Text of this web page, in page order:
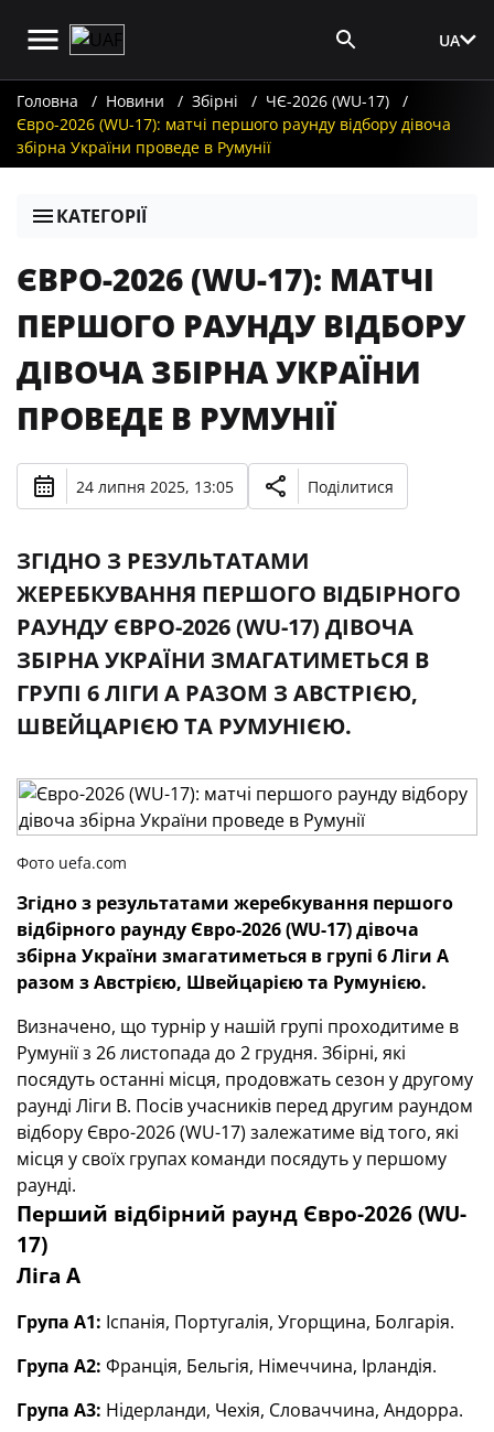
UA
Головна Новини Збірні
ЧЄ-2026 (WU-17)
Євро-2026 (WU-17): матчі першого раунду відбору дівоча
збірна України проведе в Румунії
КАТЕГОРІЇ
ЄВРО-2026 (WU-17): МАТЧІ
ПЕРШОГО РАУНДУ ВІДБОРУ
ДІВОЧА ЗБІРНА УКРАЇНИ
ПРОВЕДЕ В РУМУНІЇ
24 липня 2025, 13:05 Поділитися
ЗГІДНО З РЕЗУЛЬТАТАМИ
ЖЕРЕБКУВАННЯ ПЕРШОГО ВІДБІРНОГО
РАУНДУ ЄВРО-2026 (WU-17) ДІВОЧА
ЗБІРНА УКРАЇНИ ЗМАГАТИМЕТЬСЯ В
ГРУПІ 6 ЛІГИ А РАЗОМ З АВСТРІЄЮ,
ШВЕЙЦАРІЄЮ ТА РУМУНІЄЮ.
Фото uefa.com
Згідно з результатами жеребкування першого
відбірного раунду Євро-2026 (WU-17) дівоча
збірна України змагатиметься в групі 6 Ліги А
разом з Австрією, Швейцарією та Румунією.
Визначено, що турнір у нашій групі проходитиме в
Румунії з 26 листопада до 2 грудня. Збірні, які
посядуть останні місця, продовжать сезон у другому
раунді Ліги В. Посів учасників перед другим раундом
відбору Євро-2026 (WU-17) залежатиме від того, які
місця у своїх групах команди посядуть у першому
раунді.
Перший відбірний раунд Євро-2026 (WU-
17)
Ліга А
Група А1: Іспанія, Португалія, Угорщина, Болгарія.
Група А2: Франція, Бельгія, Німеччина, Ірландія.
Група А3: Нідерланди, Чехія, Словаччина, Андорра.